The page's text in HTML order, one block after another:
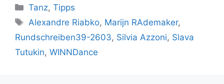
Kategorien
Tanz,Tipps
Schlagwörter
Alexandre Riabko, Marijn RAdemaker,
Rundschreiben39-2603, Silvia Azzoni, Slava
Tutukin, WINNDance